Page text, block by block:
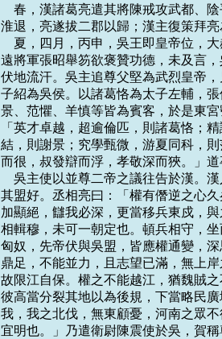
春，漢諸葛亮遣其將陳戒攻武都、
淮退，亮遂拔二郡以歸；漢主復策拜亮
夏，四月，丙申，吳王即皇帝位，
遠將軍張昭舉笏欲褒贊功德，未及言
伏地流汗。吳主追尊父堅為武烈皇帝
子紹為吳侯。以諸葛恪為太子左輔，
景、范懼、羊慎等皆為賓客，於是東
「英才卓越，超逾倫匹，則諸葛恪；
結，則謝景；究學甄微，游夏同科，
而很，叔發辯而浮，孝敬深而狹。」
吳主使以並尊二帝之議往告於漢。
其盟好。丞相亮曰：「權有僭逆之心
加顯絕，讎我必深，更當移兵東戍，
相輯穆，未可一朝定也。頓兵相守，
匈奴，先帝伏與吳盟，皆應權通變，
鼎足，不能並力，且志望已滿，無上
故限江自保。權之不能越江，猶魏賊
彼高當分裂其地以為後規，下當略民
我，我之北伐，無東顧憂，河南之眾
宜明也。」乃遣衛尉陳震使於吳，賀